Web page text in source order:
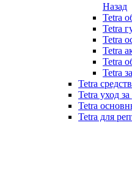
Назад
Tetra
Tetra
Tetra
Tetra
Tetra
Tetra
Tetra
Tetra уход
Tetra
Tetra для